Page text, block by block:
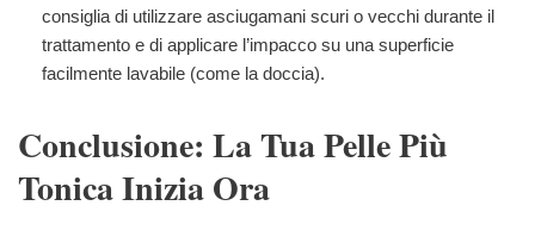
consiglia di utilizzare asciugamani scuri o vecchi durante il
trattamento e di applicare l’impacco su una superficie
facilmente lavabile (come la doccia).
Conclusione: La Tua Pelle Più
Tonica Inizia Ora